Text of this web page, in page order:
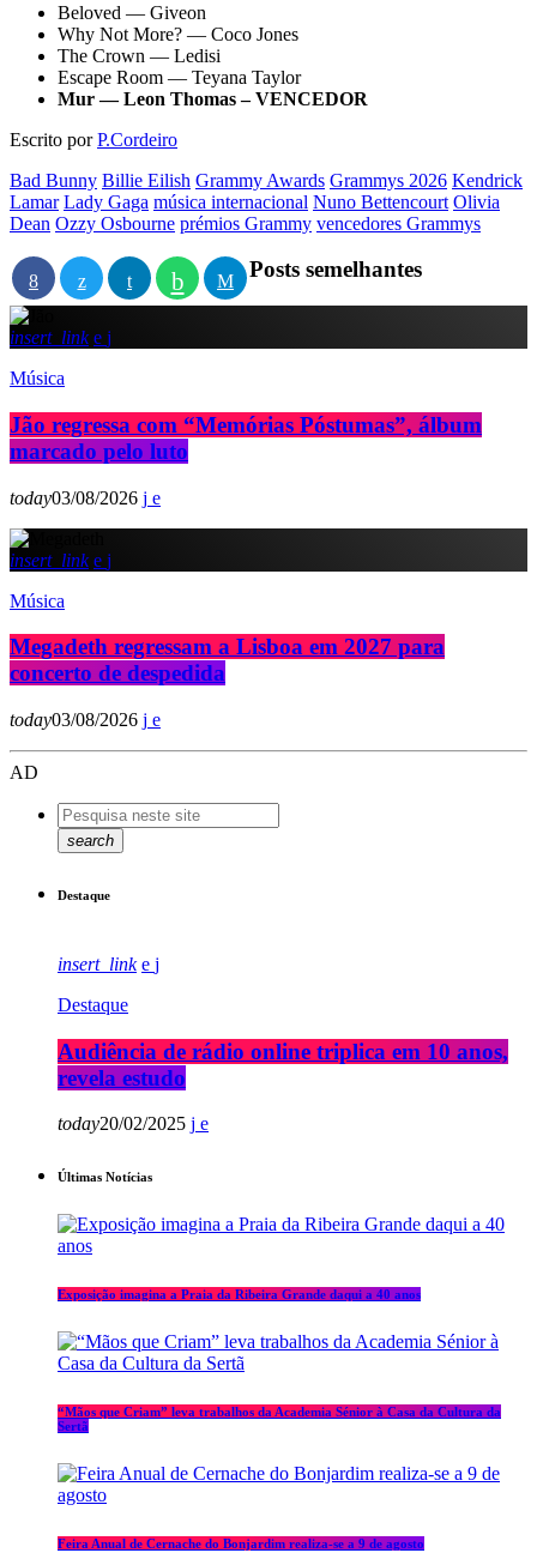
Beloved — Giveon
Why Not More? — Coco Jones
The Crown — Ledisi
Escape Room — Teyana Taylor
Mur — Leon Thomas – VENCEDOR
Escrito porP.Cordeiro
Bad Bunny Billie Eilish Grammy Awards Grammys 2026 Kendrick
Lamar Lady Gaga música internacional Nuno Bettencourt Olivia
Dean Ozzy Osbourne prémios Grammy vencedores Grammys
Posts semelhantes
insert_link
Música
Jão regressa com “Memórias Póstumas”, álbum
marcado pelo luto
today03/08/2026
insert_link
Música
Megadeth regressam a Lisboa em 2027 para
concerto de despedida
today03/08/2026
AD
search
Destaque
insert_link
Destaque
Audiência de rádio online triplica em 10 anos,
revela estudo
today20/02/2025
Últimas Notícias
Exposição imagina a Praia da Ribeira Grande daqui a 40 anos
“Mãos que Criam” leva trabalhos da Academia Sénior à Casa da Cultura da
Sertã
Feira Anual de Cernache do Bonjardim realiza-se a 9 de agosto